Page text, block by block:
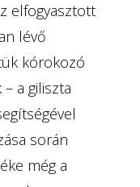
elfogyasztott
lévő
kórokozó
a giliszta
során
még a